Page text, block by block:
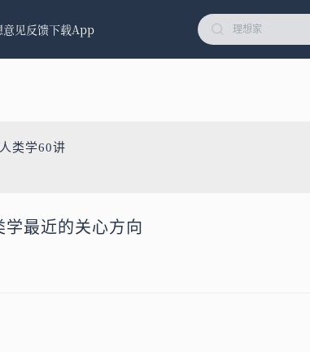
意见反馈下载App
类学60讲
最近的关心方向